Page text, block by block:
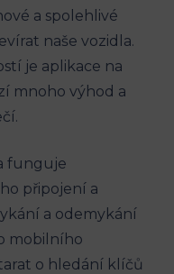
a spolehlivé
naše vozidla.
je aplikace na
mnoho výhod a
funguje
připojení a
a odemykání
mobilního
o hledání klíčů